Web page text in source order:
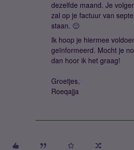
dezelfde maand. Je
zal op je factuur van
staan. 🙂
Ik hoop je hiermee
geïnformeerd. Mocht je
dan hoor ik het graag!
Groetjes,
Roeqajja